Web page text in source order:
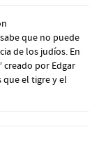
que no puede
de los judíos. En
creado por Edgar
que el tigre y el